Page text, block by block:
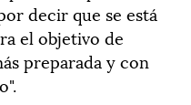
decir que se está
el objetivo de
preparada y con